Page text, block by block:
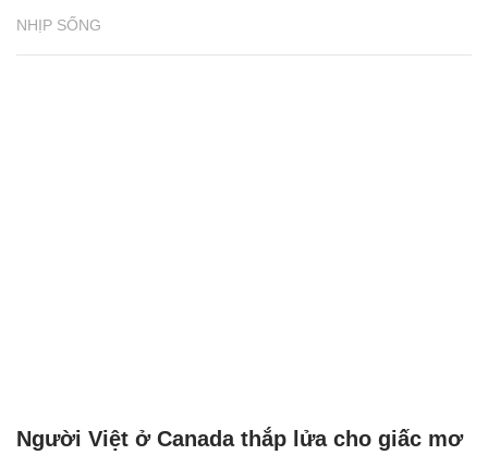
NHỊP SỐNG
Người Việt ở Canada thắp lửa cho giấc mơ